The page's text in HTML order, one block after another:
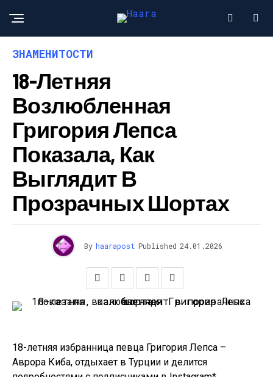
ЗНАМЕНИТОСТИ
18-Летняя
Возлюбленная
Григория Лепса
Показала, Как
Выглядит В
Прозрачных Шортах
By haarapost Published 24.01.2026
18-летняя избранница певца Григория Лепса –
Аврора Киба, отдыхает в Турции и делится